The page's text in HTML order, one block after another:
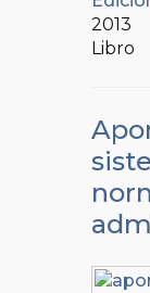
2013
Libro